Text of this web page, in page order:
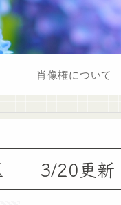
肖像権について
区 3/20更新